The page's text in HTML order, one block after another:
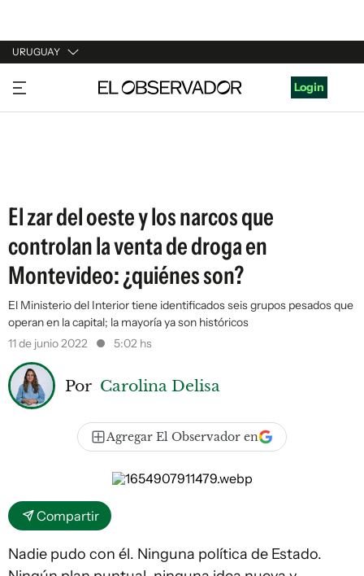
URUGUAY
URUGUAY
ARGENTINA
Login
El zar del oeste y los narcos que
controlan la venta de droga en
Montevideo: ¿quiénes son?
El Ministerio del Interior tiene identificados seis grupos pesados que
operan en la capital; la mayoría ya son históricos
11 de junio 2022
5:02 hs
Por Carolina Delisa
Agregar El Observador en
Compartir
Nadie pudo con él. Ninguna política de Estado.